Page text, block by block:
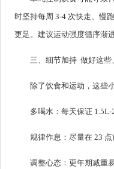
时坚持每周 3-4 次快走、慢
更足。建议运动强度循序渐
三、细节加持 做好这些
除了饮食和运动，这些
多喝水：每天保证
规律作息：尽量在 23
调整心态：更年期减重